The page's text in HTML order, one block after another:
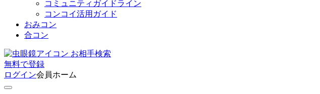
コミュニティガイドライン
コンコイ活用ガイド
おみコン
合コン
お相手検索
無料で登録
ログイン会員ホーム